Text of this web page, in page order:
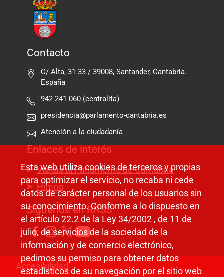
Contacto
C/ Alta, 31-33 / 39008, Santander, Cantabria.
España
942 241 060 (centralita)
presidencia@parlamento-cantabria.es
Atención a la ciudadanía
Enlaces de interés
Visitas al Parlamento de Cantabria
Himno
Síguenos en RRSS
Pie de página
Accesibilidad
Esta web utiliza cookies de terceros y propias
para optimizar el servicio, no recaba ni cede
datos de carácter personal de los usuarios sin
su conocimiento. Conforme a lo dispuesto en
el artículo 22.2 de la Ley 34/2002 , de 11 de
julio, de servicios de la sociedad de la
información y de comercio electrónico,
pedimos su permiso para obtener datos
estadísticos de su navegación por el sitio web